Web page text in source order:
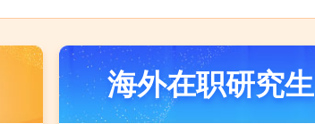
海外在职研究生